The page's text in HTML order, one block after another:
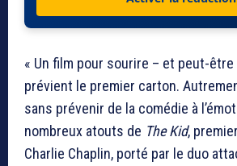
« Un film pour sourire – et peut-être
prévient le premier carton.
sans prévenir de la comédie à
nombreux atouts de The Kid,
Charlie Chaplin, porté par le duo